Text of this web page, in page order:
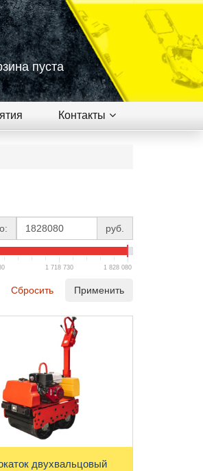
пуста
Контакты
руб.
1 718 730 1 828 080
Сбросить Применить
двухвальцовый